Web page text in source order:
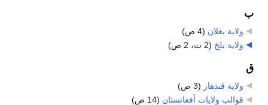
ب
ولاية بغلان (4 ص)
ولاية بلخ (2 ت، 2 ص)
ق
ولاية قندهار (3 ص)
قوالب ولايات أفغانستان (14 ص)